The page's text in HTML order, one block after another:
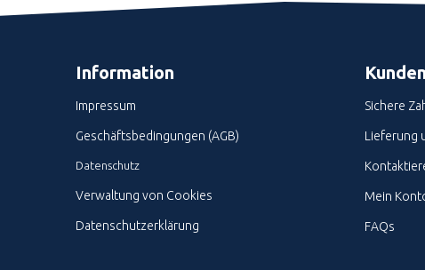
Information
Impressum
Geschäftsbedingungen (AGB)
Datenschutz
Verwaltung von Cookies
Datenschutzerklärung
Sichere
Lieferung
Mein
FAQs